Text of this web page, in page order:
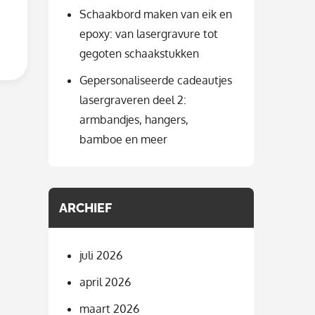
Schaakbord maken van eik en
epoxy: van lasergravure tot
gegoten schaakstukken
Gepersonaliseerde cadeautjes
lasergraveren deel 2:
armbandjes, hangers,
bamboe en meer
ARCHIEF
juli 2026
april 2026
maart 2026